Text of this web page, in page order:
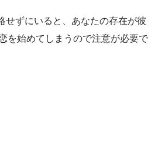
せずにいると、あなたの存在が彼
を始めてしまうので注意が必要で